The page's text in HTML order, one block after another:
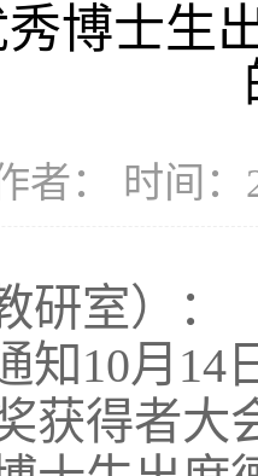
博士生
者： 时间：
研室）：
知10月14
获得者大